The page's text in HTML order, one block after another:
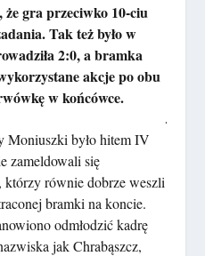
że gra przeciwko 10-ciu
Tak też było w
2:0, a bramka
akcje po obu
w końcówce.
.
Moniuszki było hitem IV
zameldowali się
którzy równie dobrze weszli
bramki na koncie.
odmłodzić kadrę
jak Chrabąszcz,